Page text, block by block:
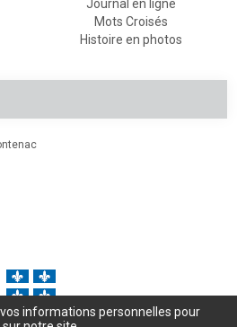
Journal en ligne
Mots Croisés
Histoire en photos
informations personnelles pour